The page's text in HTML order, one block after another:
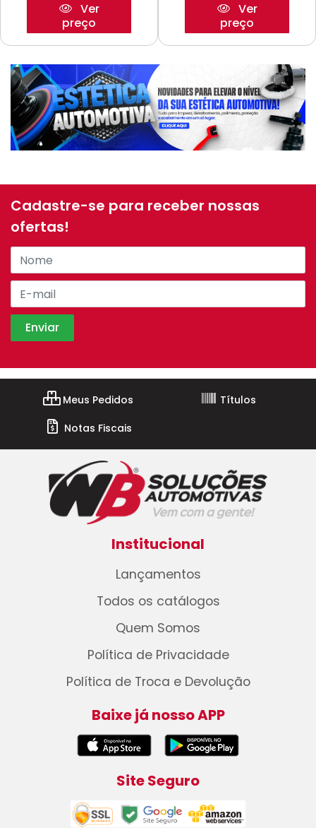
Ver
preço
Ver
preço
Cadastre-se para receber nossas
ofertas!
Meus Pedidos
Títulos
Notas Fiscais
Institucional
Lançamentos
Todos os catálogos
Quem Somos
Política de Privacidade
Política de Troca e Devolução
Baixe já nosso APP
Site Seguro